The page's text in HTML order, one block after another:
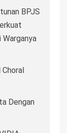
BPJS
Dengan